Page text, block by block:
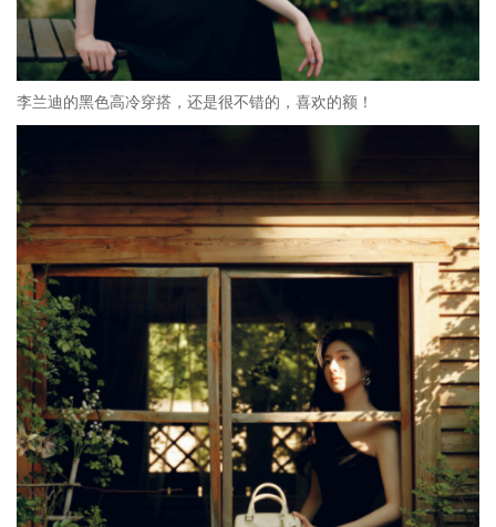
李兰迪的黑色高冷穿搭，还是很不错的，喜欢的额！